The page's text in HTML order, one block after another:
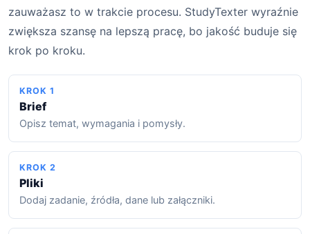
zauważasz to w trakcie procesu. StudyTexter wyraźnie
zwiększa szansę na lepszą pracę, bo jakość buduje się
krok po kroku.
KROK 1
Brief
Opisz temat, wymagania i pomysły.
KROK 2
Pliki
Dodaj zadanie, źródła, dane lub załączniki.